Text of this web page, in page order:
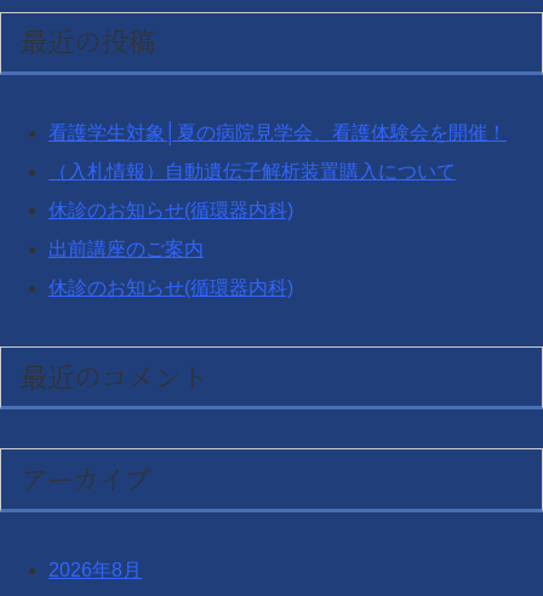
対
象:最近の投稿
看護学生対象│夏の病院見学会、看護体験会を開催！
（入札情報）自動遺伝子解析装置購入について
休診のお知らせ(循環器内科)
出前講座のご案内
休診のお知らせ(循環器内科)
最近のコメント
アーカイブ
2026年8月